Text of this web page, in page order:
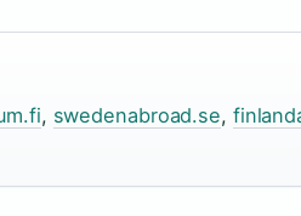
, swedenabroad.se,